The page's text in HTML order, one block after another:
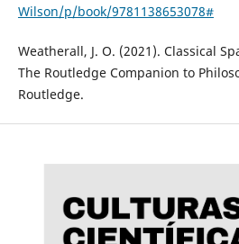
Wilson/p/book/9781138653078#
Weatherall, J. O. (2021). Classical
The Routledge Companion to
Routledge.